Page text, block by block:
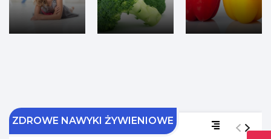
ZDROWE NAWYKI ŻYWIENIOWE